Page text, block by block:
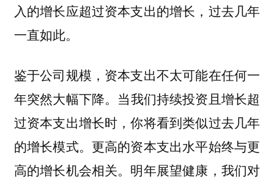
入的增长应超过资本支出的增长，过去几年
一直如此。
鉴于公司规模，资本支出不太可能在任何一
年突然大幅下降。当我们持续投资且增长超
过资本支出增长时，你将看到类似过去几年
的增长模式。更高的资本支出水平始终与更
高的增长机会相关。明年展望健康，我们对